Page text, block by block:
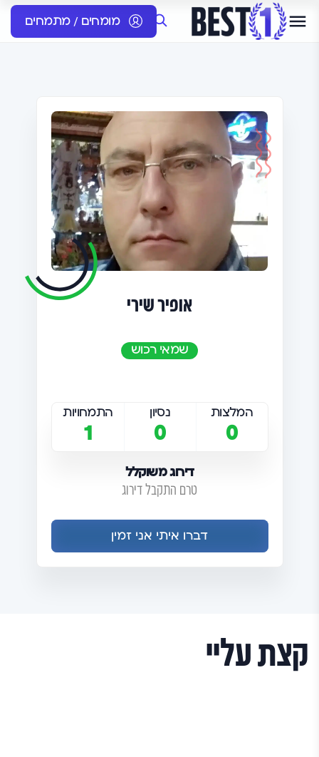
מומחים / מתמחים
אופיר שירי
שמאי רכוש
המלצות
0
נסיון
0
התמחויות
1
דירוג משוקלל
טרם התקבל דירוג
דברו איתי אני זמין
קצת עליי